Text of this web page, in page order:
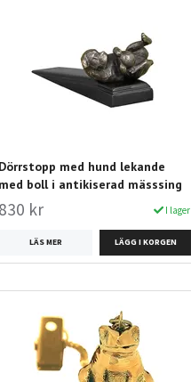
Dörrstopp med hund lekande
med boll i antikiserad mässsing
830 kr I lager
LÄS MER